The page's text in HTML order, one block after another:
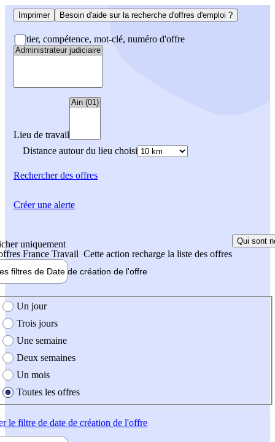
Imprimer Besoin d'aide sur la recherche d'offres d'emploi ?
Métier, compétence, mot-clé, numéro d'offre
Lieu de travail
Distance autour du lieu choisi
Rechercherdes offres
uniquement
France Travail Cette action recharge la liste des offres
Qui sont
filtres de Date de création de l'offre
création de l'offre
Un jour
Trois jours
Une semaine
Deux semaines
Un mois
Toutes les offres
le filtre de date de création de l'offre
Créer une alerte